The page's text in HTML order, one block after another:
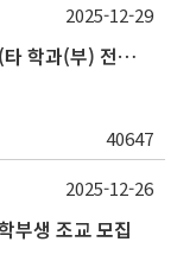
(~1/8) 2025학년도 동계 계절수업 교과목(타 학과(부) 전공 및 교양) 성적평가방법 선택제 신청 안내
40647
2025-12-29
부생 조교 모집
2025-12-26